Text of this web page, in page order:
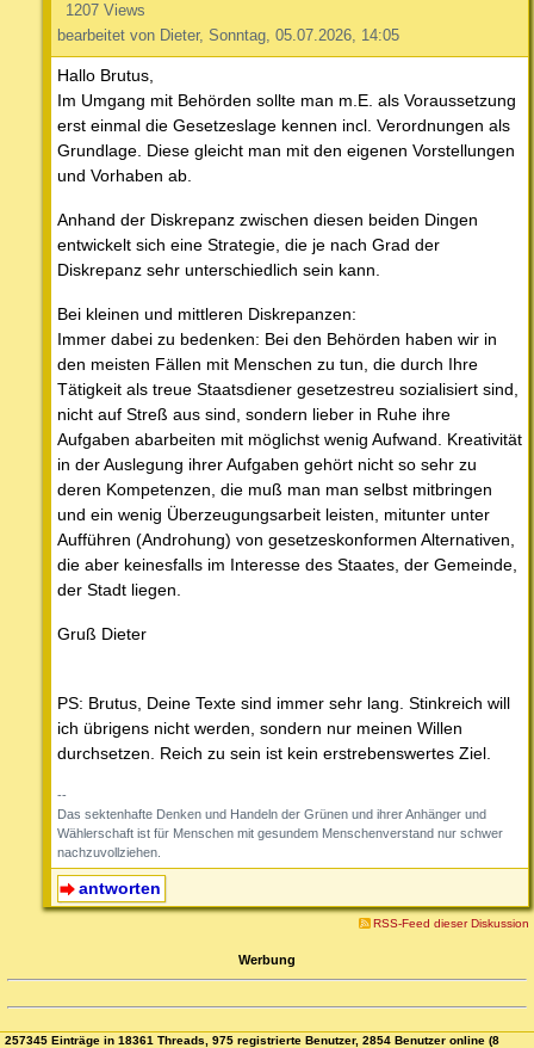
1207 Views
bearbeitet von Dieter, Sonntag, 05.07.2026, 14:05
Hallo Brutus,
Im Umgang mit Behörden sollte man m.E. als Voraussetzung
erst einmal die Gesetzeslage kennen incl. Verordnungen als
Grundlage. Diese gleicht man mit den eigenen Vorstellungen
und Vorhaben ab.
Anhand der Diskrepanz zwischen diesen beiden Dingen
entwickelt sich eine Strategie, die je nach Grad der
Diskrepanz sehr unterschiedlich sein kann.
Bei kleinen und mittleren Diskrepanzen:
Immer dabei zu bedenken: Bei den Behörden haben wir in
den meisten Fällen mit Menschen zu tun, die durch Ihre
Tätigkeit als treue Staatsdiener gesetzestreu sozialisiert sind,
nicht auf Streß aus sind, sondern lieber in Ruhe ihre
Aufgaben abarbeiten mit möglichst wenig Aufwand. Kreativität
in der Auslegung ihrer Aufgaben gehört nicht so sehr zu
deren Kompetenzen, die muß man man selbst mitbringen
und ein wenig Überzeugungsarbeit leisten, mitunter unter
Aufführen (Androhung) von gesetzeskonformen Alternativen,
die aber keinesfalls im Interesse des Staates, der Gemeinde,
der Stadt liegen.
Gruß Dieter
PS: Brutus, Deine Texte sind immer sehr lang. Stinkreich will
ich übrigens nicht werden, sondern nur meinen Willen
durchsetzen. Reich zu sein ist kein erstrebenswertes Ziel.
--
Das sektenhafte Denken und Handeln der Grünen und ihrer Anhänger und
Wählerschaft ist für Menschen mit gesundem Menschenverstand nur schwer
nachzuvollziehen.
antworten
RSS-Feed dieser Diskussion
Werbung
257345 Einträge in 18361 Threads, 975 registrierte Benutzer, 2854 Benutzer online (8